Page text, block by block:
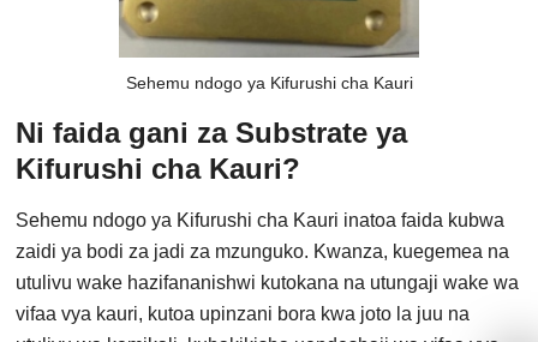
Sehemu ndogo ya Kifurushi cha Kauri
Ni faida gani za Substrate ya
Kifurushi cha Kauri?
Sehemu ndogo ya Kifurushi cha Kauri inatoa faida kubwa
zaidi ya bodi za jadi za mzunguko. Kwanza, kuegemea na
utulivu wake hazifananishwi kutokana na utungaji wake wa
vifaa vya kauri, kutoa upinzani bora kwa joto la juu na